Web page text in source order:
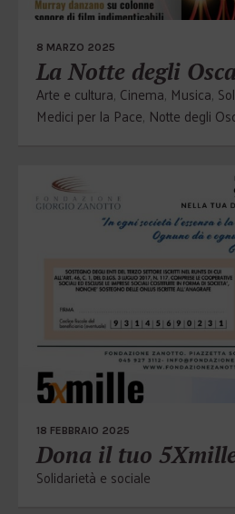
8 MARZO 2025
La Notte degli
Arte e cultura, Cinema, Musica,
Medici per la Pace, Notte degli
18 FEBBRAIO 2025
Dona il tuo
Solidarietà e sociale